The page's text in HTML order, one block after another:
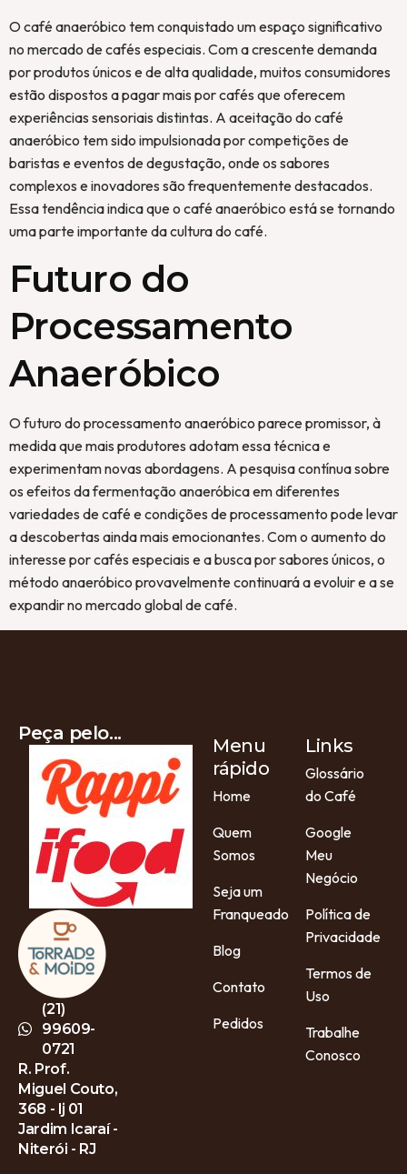
O café anaeróbico tem conquistado um espaço significativo
no mercado de cafés especiais. Com a crescente demanda
por produtos únicos e de alta qualidade, muitos consumidores
estão dispostos a pagar mais por cafés que oferecem
experiências sensoriais distintas. A aceitação do café
anaeróbico tem sido impulsionada por competições de
baristas e eventos de degustação, onde os sabores
complexos e inovadores são frequentemente destacados.
Essa tendência indica que o café anaeróbico está se tornando
uma parte importante da cultura do café.
Futuro do
Processamento
Anaeróbico
O futuro do processamento anaeróbico parece promissor, à
medida que mais produtores adotam essa técnica e
experimentam novas abordagens. A pesquisa contínua sobre
os efeitos da fermentação anaeróbica em diferentes
variedades de café e condições de processamento pode levar
a descobertas ainda mais emocionantes. Com o aumento do
interesse por cafés especiais e a busca por sabores únicos, o
método anaeróbico provavelmente continuará a evoluir e a se
expandir no mercado global de café.
Peça pelo...
(21)
99609-
0721
R. Prof.
Miguel Couto,
368 - lj 01
Jardim Icaraí -
Niterói - RJ
Menu
rápido
Home
Quem
Somos
Seja um
Franqueado
Blog
Contato
Pedidos
Links
Glossário
do Café
Google
Meu
Negócio
Política de
Privacidade
Termos de
Uso
Trabalhe
Conosco